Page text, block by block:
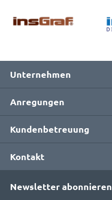
Unternehmen
Anregungen
Kundenbetreuung
Kontakt
Newsletter abonnieren